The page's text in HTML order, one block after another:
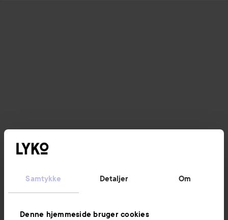
Samtykke Detaljer Om
Denne hjemmeside bruger cookies